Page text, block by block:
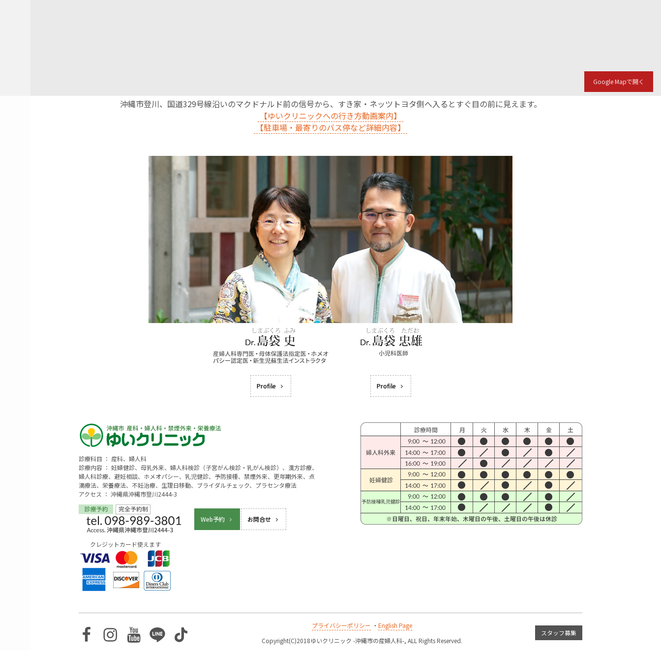
Google Mapで開く
沖縄市登川、国道329号線沿いのマクドナルド前の信号から、すき家・ネッツトヨタ側へ入るとすぐ目の前に見えます。
【ゆいクリニックへの行き方動画案内】
【駐車場・最寄りのバス停など詳細内容】
Profile Profile
診療科目 ： 産科、婦人科
診療内容 ： 妊婦健診、母乳外来、婦人科検診（子宮がん検診・乳がん検診）、漢方診療、
婦人科診療、避妊相談、ホメオパシー、乳児健診、予防接種、禁煙外来、更年期外来、点
滴療法、栄養療法、不妊治療、生理日移動、ブライダルチェック、プラセンタ療法
アクセス ： 沖縄県沖縄市登川2444-3
Web予約 お問合せ
クレジットカード使えます
Facebook
Instagram
Youtube
LineTikTok プライバシーポリシー ・ English Page
Copyright(C)2018ゆいクリニック -沖縄市の産婦人科-, ALL Rights Reserved.
スタッフ募集